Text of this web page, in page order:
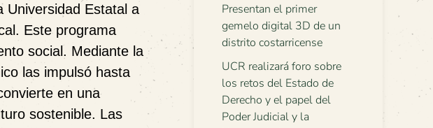
Universidad Estatal a
Este programa
social. Mediante la
las impulsó hasta
en una
sostenible. Las
Presentan el primer
gemelo digital 3D de un
distrito costarricense
UCR realizará foro sobre
los retos del Estado de
Derecho y el papel del
Poder Judicial y la